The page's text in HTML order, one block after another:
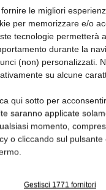
fornire le migliori
per memorizzare e/o
tecnologie permetterà
durante la
(non) personalizzati.
su alcune
qui sotto per
saranno applicate
momento,
o cliccando sul
Gestisci 1771 fornitori